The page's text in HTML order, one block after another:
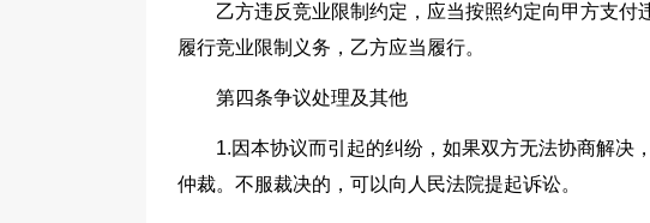
乙方违反竞业限制约定，应当按照约定向甲方支
履行竞业限制义务，乙方应当履行。
第四条争议处理及其他
1.因本协议而引起的纠纷，如果双方无法协商解决
仲裁。不服裁决的，可以向人民法院提起诉讼。